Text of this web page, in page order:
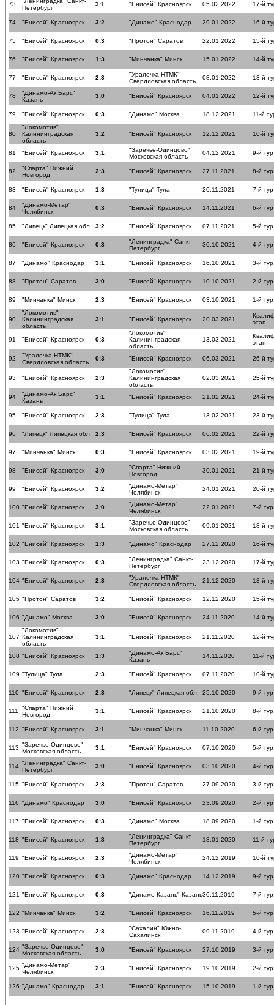
73
Петербург
3:1 "Енисей" Красноярск 05.02.2022 17-й
74 "Енисей" Красноярск 3:2 "Динамо" Краснодар 29.01.2022 16-й
75 "Енисей" Красноярск 0:3 "Протон" Саратов 22.01.2022 15-й
76 "Енисей" Красноярск 1:3 "Минчанка" Минск 15.01.2022 14-й
77 "Енисей" Красноярск 2:3
"Уралочка-НТМК"
Свердловская область
08.01.2022 13-й
78
"Динамо-Ак Барс"
Казань
3:0 "Енисей" Красноярск 04.01.2022 12-й
79 "Енисей" Красноярск 0:3 "Динамо" Москва 18.12.2021 11-й
80
"Локомотив"
Калининградская
область
3:2 "Енисей" Красноярск 12.12.2021 10-й
81 "Енисей" Красноярск 3:1
"Заречье-Одинцово"
Московская область
04.12.2021 9-й тур
82
"Спарта" Нижний
Новгород
2:3 "Енисей" Красноярск 27.11.2021 8-й тур
83 "Енисей" Красноярск 1:3 "Тулица" Тула 20.11.2021 7-й тур
84
"Динамо-Метар"
Челябинск
0:3 "Енисей" Красноярск 14.11.2021 6-й тур
85 "Липецк" Липецкая обл. 3:2 "Енисей" Красноярск 07.11.2021 5-й тур
86 "Енисей" Красноярск 0:3
"Ленинградка" Санкт-
Петербург
30.10.2021 4-й тур
87 "Динамо" Краснодар 3:1 "Енисей" Красноярск 16.10.2021 3-й тур
88 "Протон" Саратов 3:0 "Енисей" Красноярск 10.10.2021 2-й тур
89 "Минчанка" Минск 2:3 "Енисей" Красноярск 03.10.2021 1-й тур
90
"Локомотив"
Калининградская
область
3:1 "Енисей" Красноярск 20.03.2021
этап
91 "Енисей" Красноярск 0:3
"Локомотив"
Калининградская
область
13.03.2021
этап
92
"Уралочка-НТМК"
Свердловская область
0:3 "Енисей" Красноярск 06.03.2021 26-й
93 "Енисей" Красноярск 2:3
"Локомотив"
Калининградская
область
02.03.2021 25-й
94
"Динамо-Ак Барс"
Казань
3:1 "Енисей" Красноярск 21.02.2021 24-й
95 "Енисей" Красноярск 2:3 "Тулица" Тула 13.02.2021 23-й
96 "Липецк" Липецкая обл. 2:3 "Енисей" Красноярск 06.02.2021 22-й
97 "Минчанка" Минск 0:3 "Енисей" Красноярск 03.02.2021 19-й
98 "Енисей" Красноярск 3:0
"Спарта" Нижний
Новгород
30.01.2021 21-й
99 "Енисей" Красноярск 3:2
"Динамо-Метар"
Челябинск
24.01.2021 20-й
100 "Енисей" Красноярск 3:0
"Динамо-Метар"
Челябинск
22.01.2021 7-й тур
101 "Енисей" Красноярск 3:1
"Заречье-Одинцово"
Московская область
09.01.2021 18-й
102 "Енисей" Красноярск 1:3 "Динамо" Краснодар 27.12.2020 16-й
103 "Енисей" Красноярск 0:3
"Ленинградка" Санкт-
Петербург
23.12.2020 17-й
104 "Енисей" Красноярск 2:3
"Уралочка-НТМК"
Свердловская область
21.12.2020 13-й
105 "Протон" Саратов 3:2 "Енисей" Красноярск 12.12.2020 15-й
106 "Динамо" Москва 3:0 "Енисей" Красноярск 24.11.2020 14-й
107
"Локомотив"
Калининградская
область
3:1 "Енисей" Красноярск 21.11.2020 12-й
108 "Енисей" Красноярск 1:3
"Динамо-Ак Барс"
Казань
14.11.2020 11-й
109 "Тулица" Тула 2:3 "Енисей" Красноярск 07.11.2020 10-й
110 "Енисей" Красноярск 2:3 "Липецк" Липецкая обл. 25.10.2020 9-й тур
111
"Спарта" Нижний
Новгород
3:1 "Енисей" Красноярск 21.10.2020 8-й тур
112 "Енисей" Красноярск 3:1 "Минчанка" Минск 11.10.2020 6-й тур
113 "Заречье-Одинцово"
Московская область
3:1 "Енисей" Красноярск 07.10.2020 5-й тур
114 "Ленинградка" Санкт-
Петербург
3:0 "Енисей" Красноярск 03.10.2020 4-й тур
115 "Енисей" Красноярск 2:3 "Протон" Саратов 27.09.2020 3-й тур
116 "Динамо" Краснодар 3:0 "Енисей" Красноярск 23.09.2020 2-й тур
117 "Енисей" Красноярск 0:3 "Динамо" Москва 18.09.2020 1-й тур
118 "Енисей" Красноярск 1:3
"Ленинградка" Санкт-
Петербург
18.01.2020 11-й
119 "Енисей" Красноярск 2:3
"Динамо-Метар"
Челябинск
24.12.2019 10-й
120 "Енисей" Красноярск 0:3 "Динамо" Краснодар 14.12.2019 9-й тур
121 "Енисей" Красноярск 0:3 "Динамо-Казань" Казань30.11.2019 7-й тур
122 "Минчанка" Минск 3:2 "Енисей" Красноярск 16.11.2019 5-й тур
123 "Енисей" Красноярск 2:3
"Сахалин" Южно-
Сахалинск
09.11.2019 4-й тур
124 "Заречье-Одинцово"
Московская область
3:0 "Енисей" Красноярск 27.10.2019 3-й тур
125 "Динамо-Метар"
Челябинск
2:3 "Енисей" Красноярск 19.10.2019 2-й тур
126 "Динамо" Краснодар 3:1 "Енисей" Красноярск 15.10.2019 1-й тур